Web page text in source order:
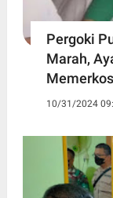
Pergoki
Marah,
10/31/2024